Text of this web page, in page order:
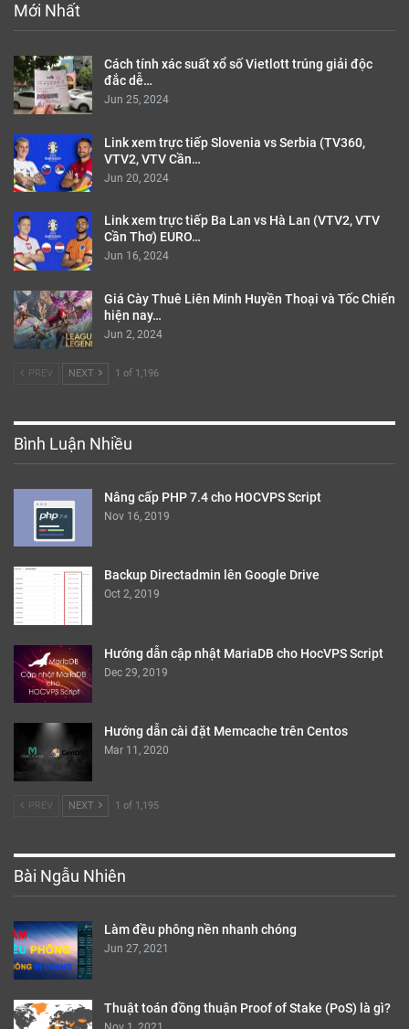
Mới Nhất
Cách tính xác suất xổ số Vietlott trúng giải độc
đắc dễ…
Jun 25, 2024
Link xem trực tiếp Slovenia vs Serbia (TV360,
VTV2, VTV Cần…
Jun 20, 2024
Link xem trực tiếp Ba Lan vs Hà Lan (VTV2, VTV
Cần Thơ) EURO…
Jun 16, 2024
Giá Cày Thuê Liên Minh Huyền Thoại và Tốc Chiến
hiện nay…
Jun 2, 2024
PREV NEXT 1 of 1,196
Bình Luận Nhiều
Nâng cấp PHP 7.4 cho HOCVPS Script
Nov 16, 2019
Backup Directadmin lên Google Drive
Oct 2, 2019
Hướng dẫn cập nhật MariaDB cho HocVPS Script
Dec 29, 2019
Hướng dẫn cài đặt Memcache trên Centos
Mar 11, 2020
PREV NEXT 1 of 1,195
Bài Ngẫu Nhiên
Làm đều phông nền nhanh chóng
Jun 27, 2021
Thuật toán đồng thuận Proof of Stake (PoS) là gì?